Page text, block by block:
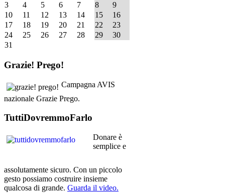
3
4 5 6 7 8
9
10
11 12 13 14 15
16
17
18 19 20 21 22
23
24
25 26 27 28 29
30
31
Grazie! Prego!
Campagna AVIS
nazionale Grazie Prego.
TuttiDovremmoFarlo
Donare è
semplice e
assolutamente sicuro. Con un piccolo
gesto possiamo costruire insieme
qualcosa di grande. Guarda il video.